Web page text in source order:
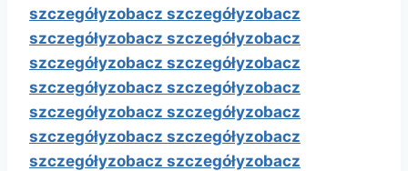
szczegółyzobacz szczegółyzobacz
szczegółyzobacz szczegółyzobacz
szczegółyzobacz szczegółyzobacz
szczegółyzobacz szczegółyzobacz
szczegółyzobacz szczegółyzobacz
szczegółyzobacz szczegółyzobacz
szczegółyzobacz szczegółyzobacz